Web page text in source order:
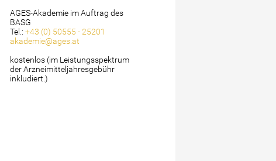
AGES-Akademie im Auftrag des
BASG
Tel.:+43 (0) 50555 - 25201
akademie@ages.at
kostenlos (im Leistungsspektrum
der Arzneimitteljahresgebühr
inkludiert.)